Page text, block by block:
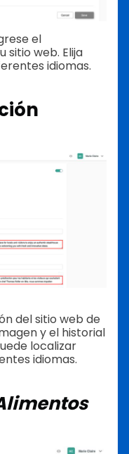
el
sitio web. Elija
idiomas.
del sitio web de
y el historial
localizar
idiomas.